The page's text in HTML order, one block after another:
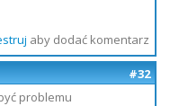
aby dodać komentarz
#32
problemu